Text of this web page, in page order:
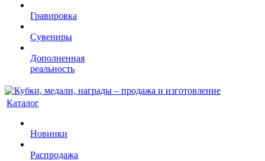
Гравировка
Сувениры
Дополненная
реальность
Каталог
Новинки
Распродажа